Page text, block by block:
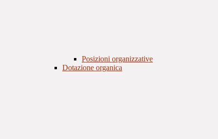
Posizioni organizzative
Dotazione organica